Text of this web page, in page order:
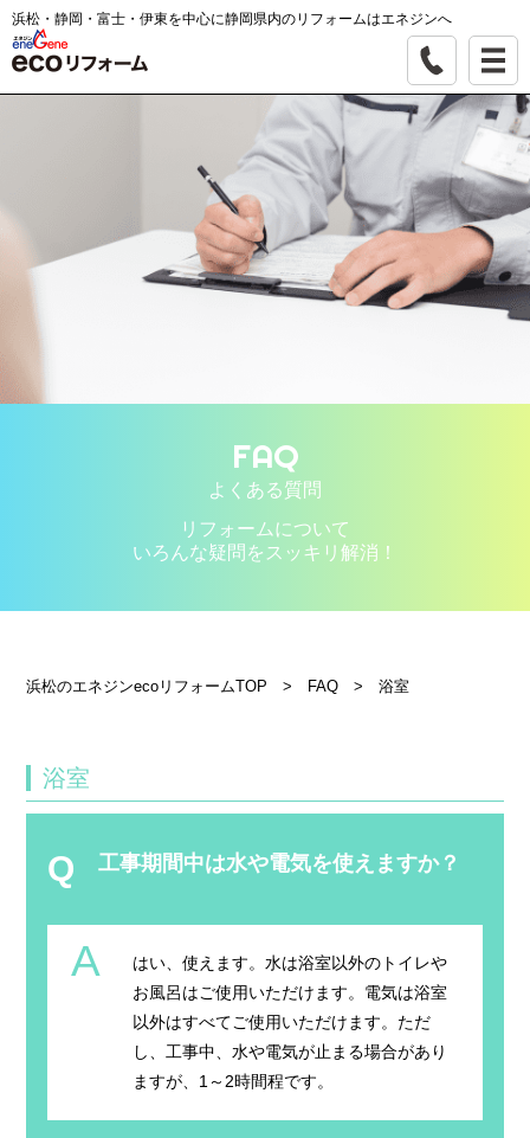
浜松・静岡・富士・伊東を中心に静岡県内のリフォームはエネジンへ
FAQ
よくある質問
リフォームについて
いろんな疑問をスッキリ解消！
浜松のエネジンecoリフォームTOP > FAQ >浴室
浴室
Q 工事期間中は水や電気を使えますか？
A
はい、使えます。水は浴室以外のトイレや
お風呂はご使用いただけます。電気は浴室
以外はすべてご使用いただけます。ただ
し、工事中、水や電気が止まる場合があり
ますが、1～2時間程です。